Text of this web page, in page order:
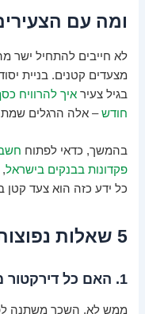
ומה עם
לא חייבים להתחיל ישר
מצעדים קטנים. בניית
בגיל צעיראיך להרוויח כסף
חודש– אלה הרגלים
בהמשך, כדאי לפתוח
פקדונות בבנקים בישראל
כל ידע כזה הוא צעד קטן
5 שאלות נפוצות – ותשובות ישירות
1. האם כל דירקטור מרוויח אותו דבר?
ממש לא. השכר משתנה